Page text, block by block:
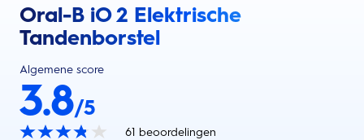
Oral-B iO 2 Elektrische
Tandenborstel
Algemene score
3.8/5
61 beoordelingen